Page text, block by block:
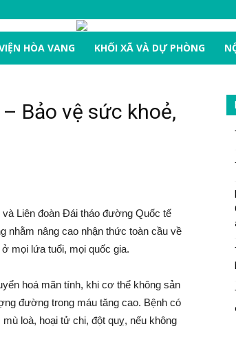
HÒA VANG KHỐI XÃ VÀ DỰ PHÒNG
Bảo vệ sức khoẻ,
Liên đoàn Đái tháo đường Quốc tế
nhằm nâng cao nhận thức toàn cầu về
mọi lứa tuổi, mọi quốc gia.
hoá mãn tính, khi cơ thể không sản
đường trong máu tăng cao. Bệnh có
loà, hoại tử chi, đột quỵ, nếu không